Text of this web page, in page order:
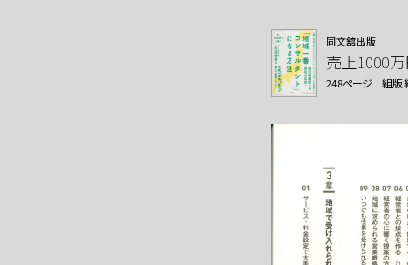
同文舘出版
売上1000
248ページ 組版